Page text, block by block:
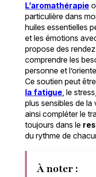
L’aromathérapie
particulière dans
huiles essentielles
et les émotions
propose des
comprendre les
personne et
Ce soutien peut
la fatigue, le
plus sensibles de la
ainsi compléter le
toujours dans le
du rythme de
À noter :